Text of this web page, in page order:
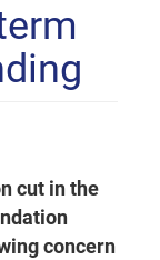
cut in the
concern